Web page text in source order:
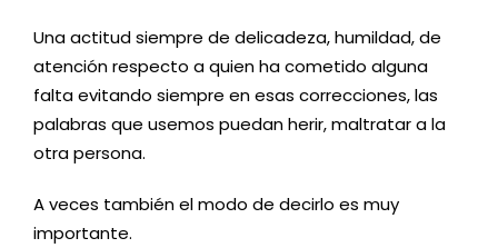
Una actitud siempre de delicadeza, humildad, de
atención respecto a quien ha cometido alguna
falta evitando siempre en esas correcciones, las
palabras que usemos puedan herir, maltratar a la
otra persona.
A veces también el modo de decirlo es muy
importante.